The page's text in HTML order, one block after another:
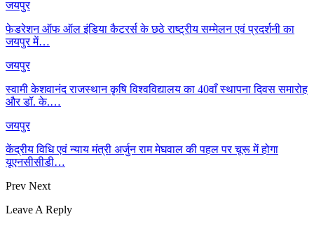
जयपुर
फेडरेशन ऑफ ऑल इंडिया कैटरर्स के छठे राष्ट्रीय सम्मेलन एवं प्रदर्शनी का
जयपुर में…
जयपुर
स्वामी केशवानंद राजस्थान कृषि विश्वविद्यालय का 40वाँ स्थापना दिवस समारोह
और डॉ. के.…
जयपुर
केंद्रीय विधि एवं न्याय मंत्री अर्जुन राम मेघवाल की पहल पर चूरू में होगा
यूएनसीसीडी…
Prev Next
Leave A Reply